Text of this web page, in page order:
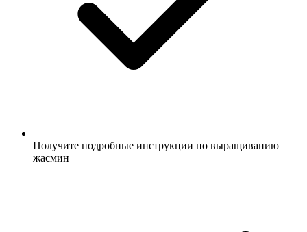
Получите подробные инструкции по выращиванию
жасмин